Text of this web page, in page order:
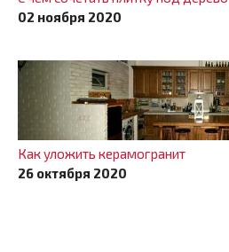
02 ноября 2020
Как уложить керамогранит
26 октября 2020